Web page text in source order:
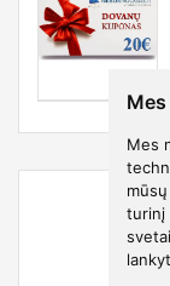
Mes
turinį